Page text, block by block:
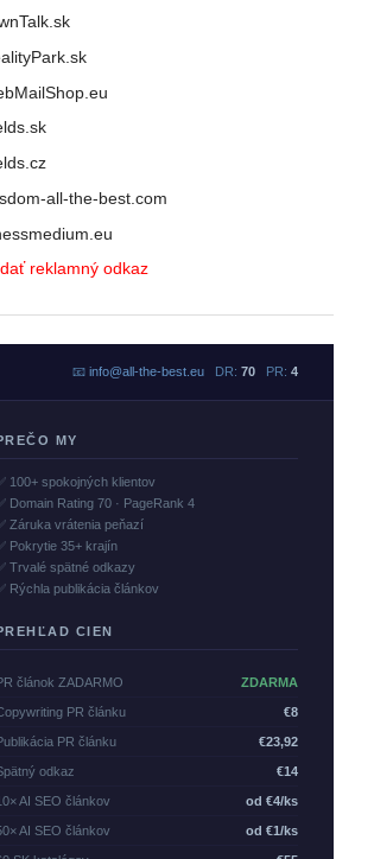
all-the-best.com
reklamný odkaz
📧 info@all-the-best.euDR: 70PR: 4
MY
100+ spokojných klientov
Domain Rating 70 · PageRank 4
Záruka vrátenia peňazí
Pokrytie 35+ krajín
Trvalé spätné odkazy
Rýchla publikácia článkov
CIEN
článok ZADARMO ZDARMA
PR článku €8
PR článku €23,92
odkaz €14
AI SEO článkov od €4/ks
AI SEO článkov od €1/ks